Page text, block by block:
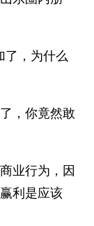
了，为什么
，你竟然敢
业行为，因
利是应该